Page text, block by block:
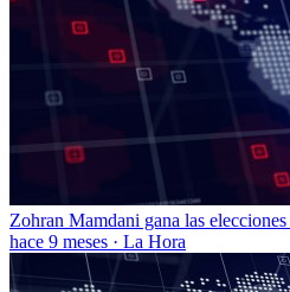
Zohran Mamdani gana las
hace 9 meses · La Hora